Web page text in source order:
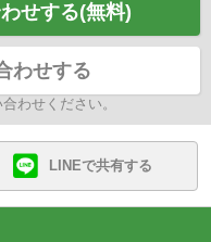
せする(無料)
わせする
わせください。
LINEで共有する